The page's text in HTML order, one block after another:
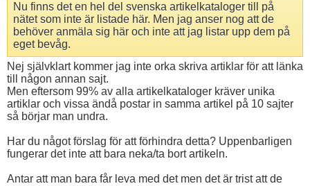
Nu finns det en hel del svenska artikelkataloger till på
nätet som inte är listade här. Men jag anser nog att de
behöver anmäla sig här och inte att jag listar upp dem på
eget bevåg.
Nej självklart kommer jag inte orka skriva artiklar för att länka
till någon annan sajt.
Men eftersom 99% av alla artikelkataloger kräver unika
artiklar och vissa ändå postar in samma artikel på 10 sajter
så börjar man undra.
Har du något förslag för att förhindra detta? Uppenbarligen
fungerar det inte att bara neka/ta bort artikeln.
Antar att man bara får leva med det men det är trist att de